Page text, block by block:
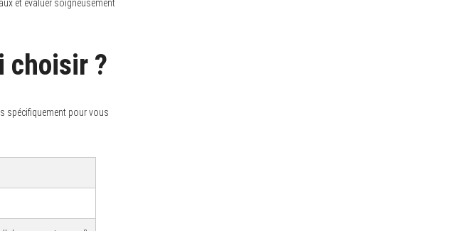
et évaluer soigneusement
choisir ?
spécifiquement pour vous